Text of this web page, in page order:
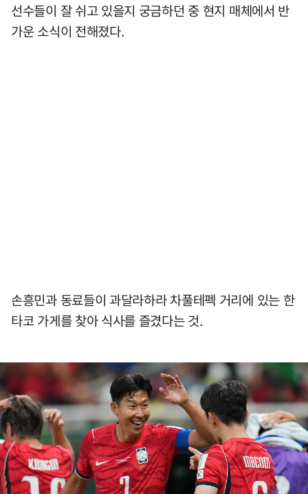
선수들이 잘 쉬고 있을지 궁금하던 중 현지 매체에서 반
가운 소식이 전해졌다.
손흥민과 동료들이 과달라하라 차풀테펙 거리에 있는 한
타코 가게를 찾아 식사를 즐겼다는 것.